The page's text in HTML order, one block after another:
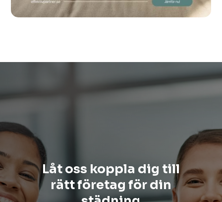
Låt oss koppla dig till
rätt företag för din